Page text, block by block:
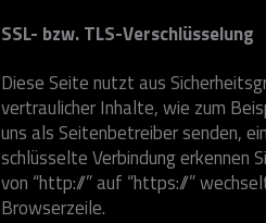
SSL- bzw. TLS-Verschlüsselung
Diese Seite nutzt aus
vertraulicher Inhalte, wie zum
uns als Seitenbetreiber senden,
schlüsselte Verbindung erkennen
von “http://” auf “https://”
Browserzeile.